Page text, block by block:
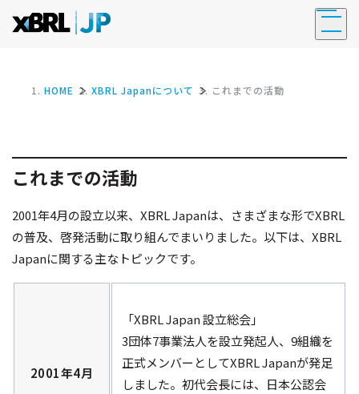
XBRLとは
国際標準としてのXBRL
XBRL誕生と発展史
HOME XBRL Japanについて これまでの活動
これまでの活動
2001年4月の設立以来、XBRL Japanは、さまざまな形でXBRL
の普及、啓発活動に取り組んでまいりました。以下は、XBRL
Japanに関する主なトピックです。
2001年4月
「XBRL Japan 設立総会」
3団体7事業法人を設立発起人、9組織を
正式メンバーとしてXBRL Japanが発足
しました。初代会長には、日本公認会